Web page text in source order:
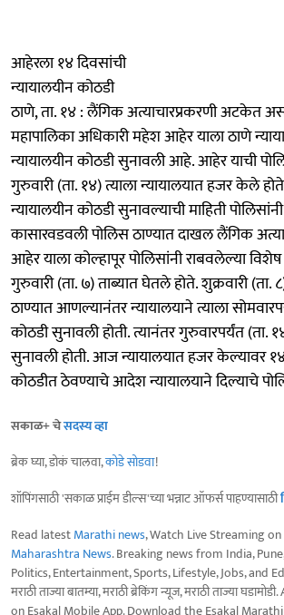
आहेरला १४ दिवसांची
न्यायालयीन कोठडी
ठाणे, ता. १४ : लैंगिक अत्याचारप्रकरणी अटकेत
महापालिका अधिकारी महेश आहेर याला ठाणे
न्यायालयीन कोठडी सुनावली आहे. आहेर याची
गुरुवारी (ता. १४) त्याला न्यायालयात हजर केले
न्यायालयीन कोठडी सुनावल्याची माहिती
कासारवडवली पोलिस ठाण्यात दाखल लैंगिक
आहेर याला कोल्हापूर पोलिसांनी राबवलेल्या
गुरुवारी (ता. ७) ताब्यात घेतले होते. शुक्रवारी (ता.
ठाण्यात आणल्यानंतर न्यायालयाने त्याला
कोठडी सुनावली होती. त्यानंतर गुरुवारपर्यंत (ता.
सुनावली होती. आज न्यायालयात हजर केल्यावर
कोठडीत ठेवण्याचे आदेश न्यायालयाने दिल्याचे
सकाळ+ चेसदस्य व्हा
ब्रेक घ्या, डोकं चालवा,कोडे सोडवा!
शॉपिंगसाठी 'सकाळ प्राईम डील्स'च्या भन्नाट ऑफर्स पाहण्यासाठी
Read latestMarathi news, Watch Live Streaming
Maharashtra News. Breaking news from India,
Politics, Entertainment, Sports, Lifestyle, Jobs, and
मराठी ताज्या बातम्या, मराठी ब्रेकिंग न्यूज, मराठी ताज्या
on Esakal Mobile App. Download the Esakal